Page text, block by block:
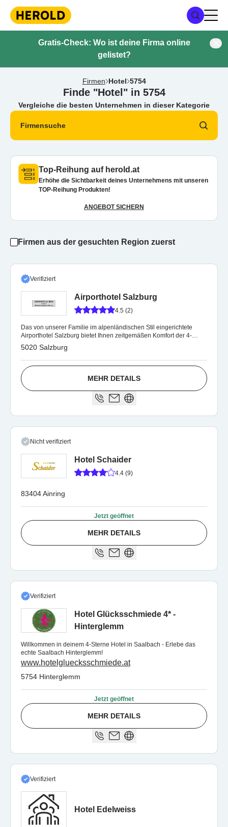
Gratis-Check: Wo ist deine Firma online
gelistet?
Firmen Hotel 5754
Finde "Hotel" in 5754
Vergleiche die besten Unternehmen in dieser Kategorie
Firmensuche
Top-Reihung auf herold.at
Erhöhe die Sichtbarkeit deines Unternehmens mit unseren
TOP-Reihung Produkten!
ANGEBOT SICHERN
Firmen aus der gesuchten Region zuerst
Verifiziert
Airporthotel Salzburg
4.5 (2)
Das von unserer Familie im alpenländischen Stil eingerichtete
Airporthotel Salzburg bietet Ihnen zeitgemäßen Komfort der 4-
Sterne-Kategorie.
5020 Salzburg
MEHR DETAILS
Nicht verifiziert
Hotel Schaider
4.4 (9)
83404 Ainring
Jetzt geöffnet
MEHR DETAILS
Verifiziert
Hotel Glücksschmiede 4* -
Hinterglemm
Willkommen in deinem 4-Sterne Hotel in Saalbach - Erlebe das
echte Saalbach Hinterglemm!
www.hotelgluecksschmiede.at
5754 Hinterglemm
Jetzt geöffnet
MEHR DETAILS
Verifiziert
Hotel Edelweiss